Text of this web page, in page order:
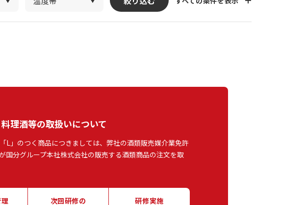
理酒等の取扱いについて
L」のつく商品につきましては、弊社の酒類販売媒介業免許
国分グループ本社株式会社の販売する酒類商品の注文を取
次回研修の
研修実施